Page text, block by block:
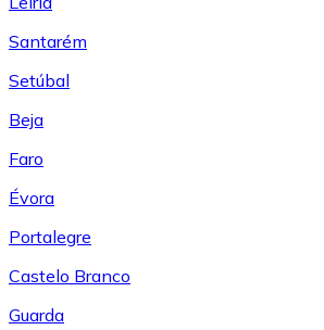
Santarém
Setúbal
Beja
Faro
Évora
Portalegre
Castelo Branco
Guarda